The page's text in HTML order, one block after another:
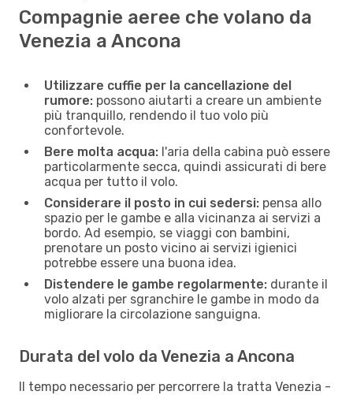
Compagnie aeree che volano da
Venezia a Ancona
Utilizzare cuffie per la cancellazione del
rumore: possono aiutarti a creare un ambiente
più tranquillo, rendendo il tuo volo più
confortevole.
Bere molta acqua: l'aria della cabina può essere
particolarmente secca, quindi assicurati di bere
acqua per tutto il volo.
Considerare il posto in cui sedersi: pensa allo
spazio per le gambe e alla vicinanza ai servizi a
bordo. Ad esempio, se viaggi con bambini,
prenotare un posto vicino ai servizi igienici
potrebbe essere una buona idea.
Distendere le gambe regolarmente: durante il
volo alzati per sgranchire le gambe in modo da
migliorare la circolazione sanguigna.
Durata del volo da Venezia a Ancona
Il tempo necessario per percorrere la tratta Venezia -